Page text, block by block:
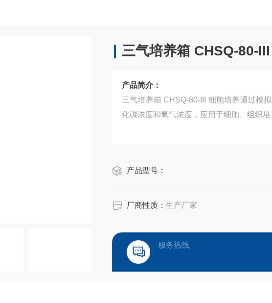
三气培养箱 CHSQ-80-
产品简介：
三气培养箱 CHSQ-80-III 细胞培养通过模
化碳浓度和氧气浓度，应用于细胞、组织
产品型号：
厂商性质： 生产厂家
服务热线